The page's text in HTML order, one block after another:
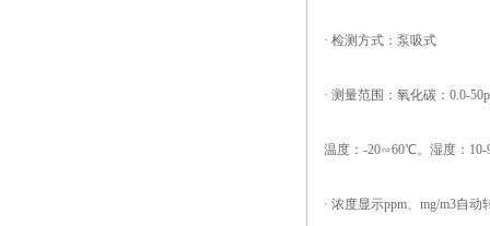
· 检测方式：泵吸
· 测量范围：氧化碳：0.0-
温度： -20∽60℃。湿度：10-
· 浓度显示ppm、mg/m3自动